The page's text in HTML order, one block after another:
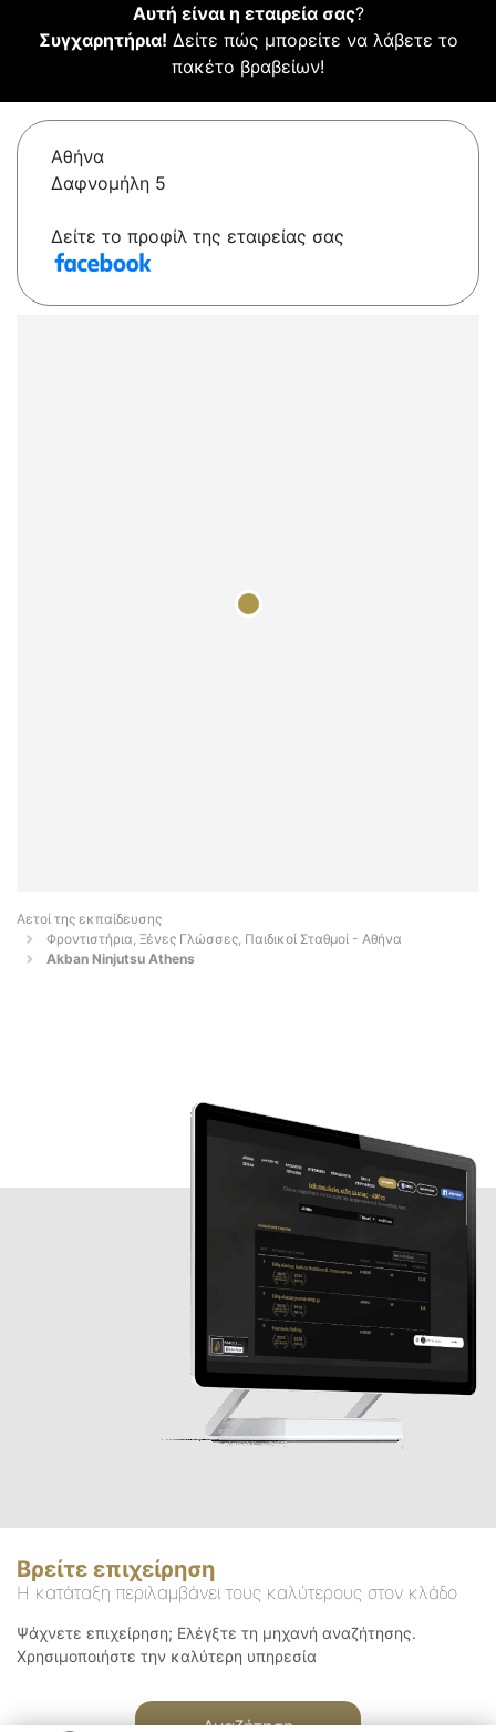
Αυτή είναι η εταιρεία σας?
Συγχαρητήρια! Δείτε πώς μπορείτε να λάβετε το
πακέτο βραβείων!
Αθήνα
Δαφνομήλη 5
Δείτε το προφίλ της εταιρείας σας
Αετοί της εκπαίδευσης
Φροντιστήρια, Ξένες Γλώσσες, Παιδικοί Σταθμοί - Αθήνα
Akban Ninjutsu Athens
Βρείτε επιχείρηση
Η κατάταξη περιλαμβάνει τους καλύτερους στον κλάδο
Ψάχνετε επιχείρηση; Ελέγξτε τη μηχανή αναζήτησης.
Χρησιμοποιήστε την καλύτερη υπηρεσία
Αναζήτηση